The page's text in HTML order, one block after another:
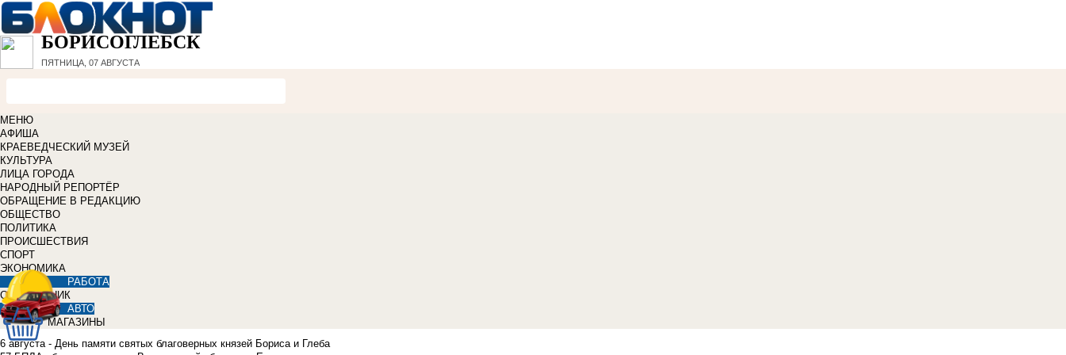
БОРИСОГЛЕБСК
ПЯТНИЦА, 07 АВГУСТА
МЕНЮ
АФИША
КРАЕВЕДЧЕСКИЙ МУЗЕЙ
КУЛЬТУРА
ЛИЦА ГОРОДА
НАРОДНЫЙ РЕПОРТЁР
ОБРАЩЕНИЕ В РЕДАКЦИЮ
ОБЩЕСТВО
ПОЛИТИКА
ПРОИСШЕСТВИЯ
СПОРТ
ЭКОНОМИКА
РАБОТА
СПРАВОЧНИК
АВТО
МАГАЗИНЫ
6 августа - День памяти святых благоверных князей Бориса и Глеба